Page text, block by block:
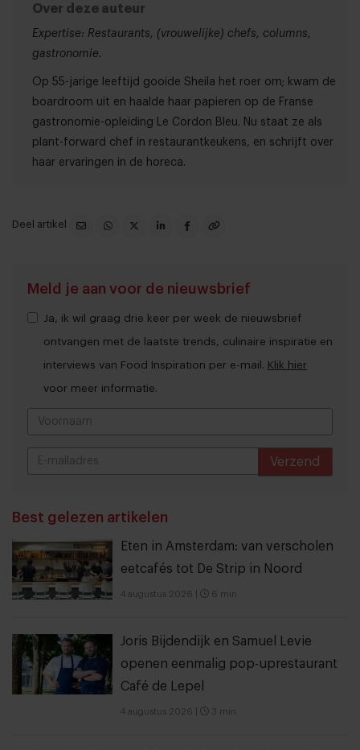
Over deze auteur
Expertise: Restaurants, (vrouwelijke) chefs, columns,
gastronomie.
Op 55-jarige leeftijd gooide Sheila het roer om; kwam de
boardroom uit en haalde haar papieren op de Franse
gastronomie-opleiding Le Cordon Bleu. Nu staat ze als
plant-forward chef in restaurantkeukens, en schrijft over
haar ervaringen in de horeca.
Deel artikel
Meld je aan voor de nieuwsbrief
Ja, ik wil graag drie keer per week de nieuwsbrief
ontvangen met de laatste trends, culinaire inspiratie en
interviews van Food Inspiration per e-mail. Klik hier
voor meer informatie.
Verzend
Best gelezen artikelen
Eten in Amsterdam: van verscholen
eetcafés tot De Strip in Noord
4 augustus 2026 6 min
Joris Bijdendijk en Samuel Levie
openen eenmalig pop-uprestaurant
Café de Lepel
4 augustus 2026 3 min